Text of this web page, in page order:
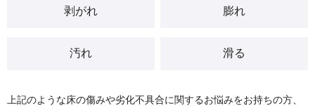
剥がれ 膨れ
汚れ 滑る
上記のような床の傷みや劣化不具合に関するお悩みをお持ちの方、